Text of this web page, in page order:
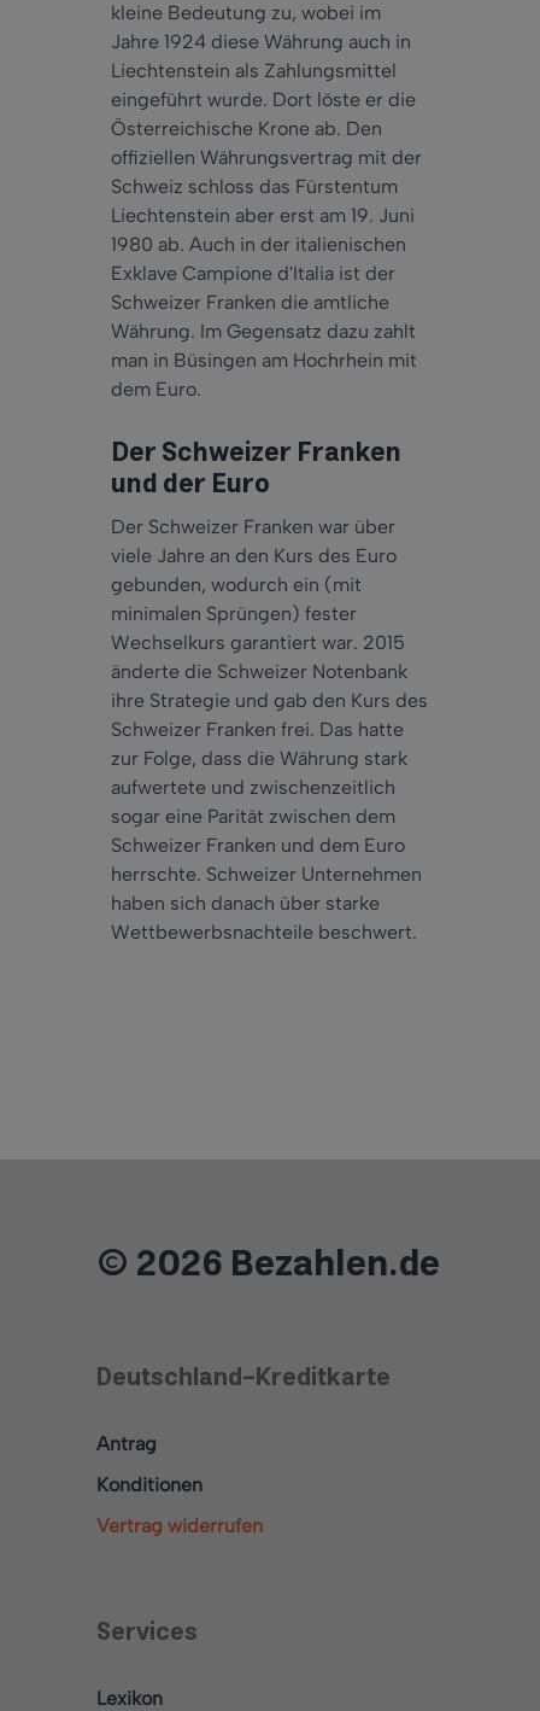
kleine Bedeutung zu, wobei im
Jahre 1924 diese Währung auch in
Liechtenstein als Zahlungsmittel
eingeführt wurde. Dort löste er die
Österreichische Krone ab. Den
offiziellen Währungsvertrag mit der
Schweiz schloss das Fürstentum
Liechtenstein aber erst am 19. Juni
1980 ab. Auch in der italienischen
Exklave Campione d'Italia ist der
Schweizer Franken die amtliche
Währung. Im Gegensatz dazu zahlt
man in Büsingen am Hochrhein mit
dem Euro.
Der Schweizer Franken
und der Euro
Der Schweizer Franken war über
viele Jahre an den Kurs des Euro
gebunden, wodurch ein (mit
minimalen Sprüngen) fester
Wechselkurs garantiert war. 2015
änderte die Schweizer Notenbank
ihre Strategie und gab den Kurs des
Schweizer Franken frei. Das hatte
zur Folge, dass die Währung stark
aufwertete und zwischenzeitlich
sogar eine Parität zwischen dem
Schweizer Franken und dem Euro
herrschte. Schweizer Unternehmen
haben sich danach über starke
Wettbewerbsnachteile beschwert.
© 2026 Bezahlen.de
Deutschland-Kreditkarte
Antrag
Konditionen
Vertrag widerrufen
Services
Lexikon